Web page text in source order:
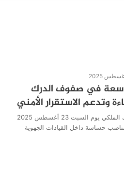
في صفوف الدرك
وتدعم الاستقرار الأمني
شهدت القيادة العليا للدرك الملكي يوم السبت 23 أغسطس 2025
حساسة داخل القيادات الجهوية